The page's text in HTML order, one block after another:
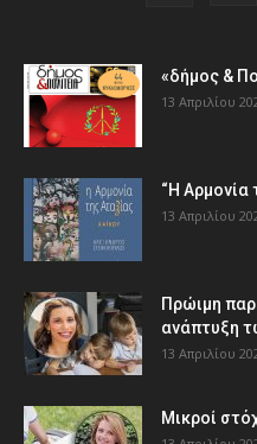
«δήμος &
13 Απριλίου
“Η Αρμονία
13 Απριλίου
Πρώιμη
ανάπτυξη
13 Απριλίου
Μικροί